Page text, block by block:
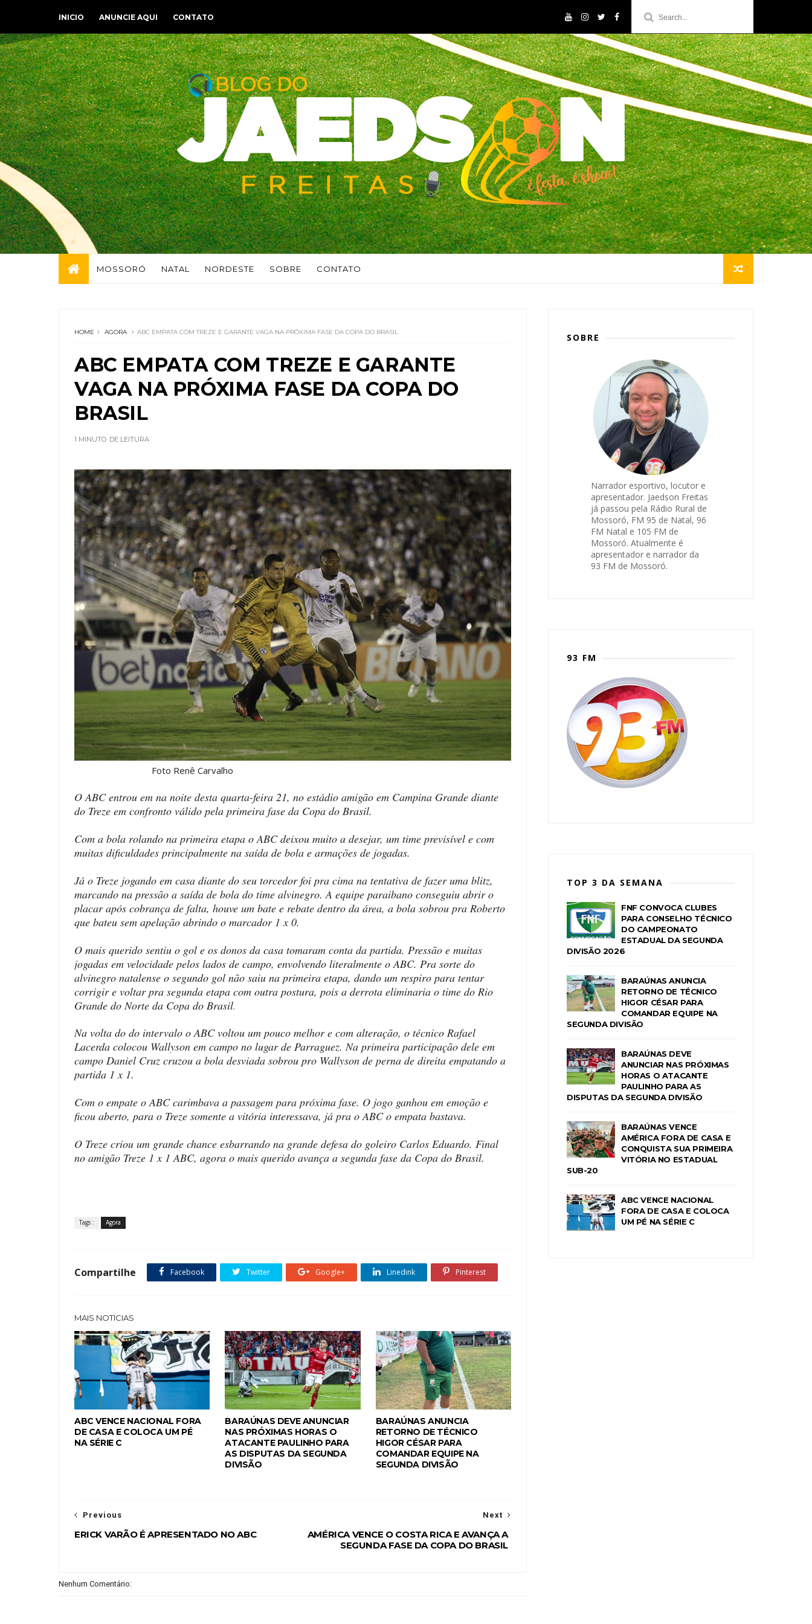
INICIO ANUNCIE AQUI CONTATO
MOSSORÓ NATAL NORDESTE SOBRE CONTATO
HOME AGORA ABC EMPATA COM TREZE E GARANTE VAGA NA PRÓXIMA FASE DA COPA DO BRASIL
ABC EMPATA COM TREZE E GARANTE
VAGA NA PRÓXIMA FASE DA COPA DO
BRASIL
1 MINUTO DE LEITURA
Foto Renê Carvalho
O ABC entrou em na noite desta quarta-feira 21, no estádio amigão em Campina Grande diante
do Treze em confronto válido pela primeira fase da Copa do Brasil.
Com a bola rolando na primeira etapa o ABC deixou muito a desejar, um time previsível e com
muitas dificuldades principalmente na saída de bola e armações de jogadas.
Já o Treze jogando em casa diante do seu torcedor foi pra cima na tentativa de fazer uma blitz,
marcando na pressão a saída de bola do time alvinegro. A equipe paraibano conseguiu abrir o
placar após cobrança de falta, houve um bate e rebate dentro da área, a bola sobrou pra Roberto
que bateu sem apelação abrindo o marcador 1 x 0.
O mais querido sentiu o gol e os donos da casa tomaram conta da partida. Pressão e muitas
jogadas em velocidade pelos lados de campo, envolvendo literalmente o ABC. Pra sorte do
alvinegro natalense o segundo gol não saiu na primeira etapa, dando um respiro para tentar
corrigir e voltar pra segunda etapa com outra postura, pois a derrota eliminaria o time do Rio
Grande do Norte da Copa do Brasil.
Na volta do do intervalo o ABC voltou um pouco melhor e com alteração, o técnico Rafael
Lacerda colocou Wallyson em campo no lugar de Parraguez. Na primeira participação dele em
campo Daniel Cruz cruzou a bola desviada sobrou pro Wallyson de perna de direita empatando a
partida 1 x 1.
Com o empate o ABC carimbava a passagem para próxima fase. O jogo ganhou em emoção e
ficou aberto, para o Treze somente a vitória interessava, já pra o ABC o empata bastava.
O Treze criou um grande chance esbarrando na grande defesa do goleiro Carlos Eduardo. Final
no amigão Treze 1 x 1 ABC, agora o mais querido avança a segunda fase da Copa do Brasil.
Tags : Agora
Compartilhe Facebook Twitter Google+ Linedink Pinterest
MAIS NOTÍCIAS
ABC VENCE NACIONAL FORA
DE CASA E COLOCA UM PÉ
NA SÉRIE C
BARAÚNAS DEVE ANUNCIAR
NAS PRÓXIMAS HORAS O
ATACANTE PAULINHO PARA
AS DISPUTAS DA SEGUNDA
DIVISÃO
BARAÚNAS ANUNCIA
RETORNO DE TÉCNICO
HIGOR CÉSAR PARA
COMANDAR EQUIPE NA
SEGUNDA DIVISÃO
Next
AMÉRICA VENCE O COSTA RICA E AVANÇA A
SEGUNDA FASE DA COPA DO BRASIL
Previous
ERICK VARÃO É APRESENTADO NO ABC
Nenhum Comentário:
SOBRE
Narrador esportivo, locutor e
apresentador. Jaedson Freitas
já passou pela Rádio Rural de
Mossoró, FM 95 de Natal, 96
FM Natal e 105 FM de
Mossoró. Atualmente é
apresentador e narrador da
93 FM de Mossoró.
93 FM
TOP 3 DA SEMANA
FNF CONVOCA CLUBES
PARA CONSELHO TÉCNICO
DO CAMPEONATO
ESTADUAL DA SEGUNDA
DIVISÃO 2026
BARAÚNAS ANUNCIA
RETORNO DE TÉCNICO
HIGOR CÉSAR PARA
COMANDAR EQUIPE NA
SEGUNDA DIVISÃO
BARAÚNAS DEVE
ANUNCIAR NAS PRÓXIMAS
HORAS O ATACANTE
PAULINHO PARA AS
DISPUTAS DA SEGUNDA DIVISÃO
BARAÚNAS VENCE
AMÉRICA FORA DE CASA E
CONQUISTA SUA PRIMEIRA
VITÓRIA NO ESTADUAL
SUB-20
ABC VENCE NACIONAL
FORA DE CASA E COLOCA
UM PÉ NA SÉRIE C